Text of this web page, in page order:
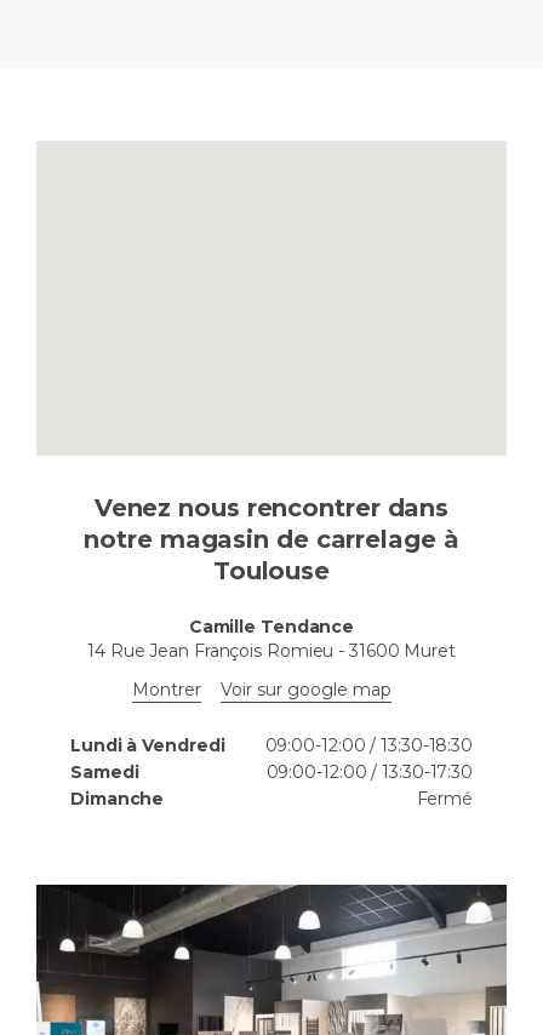
Venez nous rencontrer dans
notre magasin de carrelage à
Toulouse
Camille Tendance
14 Rue Jean François Romieu -31600 Muret
Montrer
Voir sur google map
Lundi à Vendredi
09:00-12:00 / 13:30-18:30
Samedi
09:00-12:00 / 13:30-17:30
Dimanche
Fermé